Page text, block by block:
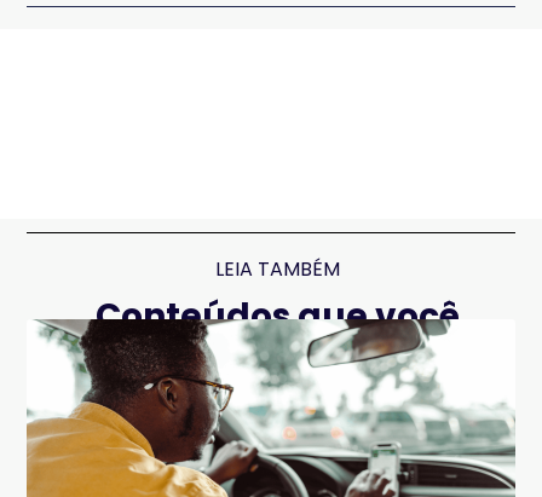
LEIA TAMBÉM
Conteúdos que você
pode gostar